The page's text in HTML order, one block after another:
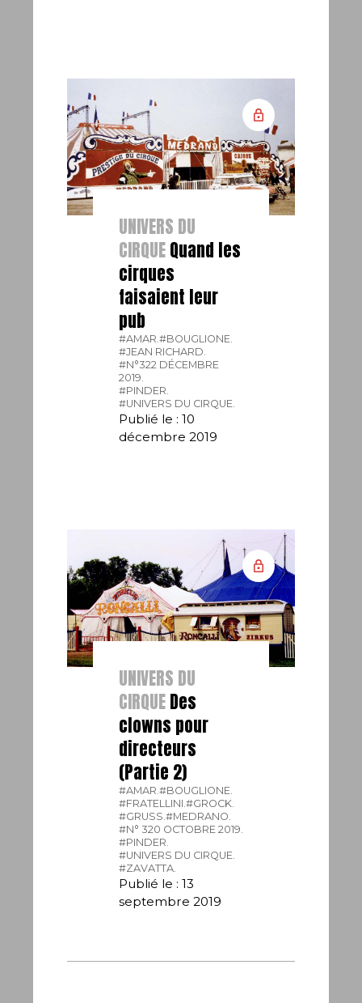
UNIVERS DU
CIRQUEQuand les
cirques
faisaient leur
pub
#AMAR. #BOUGLIONE.
#JEAN RICHARD.
#N°322 DÉCEMBRE
2019.
#PINDER.
#UNIVERS DU CIRQUE.
Publié le : 10
décembre 2019
UNIVERS DU
CIRQUEDes
clowns pour
directeurs
(Partie 2)
#AMAR. #BOUGLIONE.
#FRATELLINI. #GROCK.
#GRUSS. #MEDRANO.
#N° 320 OCTOBRE 2019.
#PINDER.
#UNIVERS DU CIRQUE.
#ZAVATTA.
Publié le : 13
septembre 2019